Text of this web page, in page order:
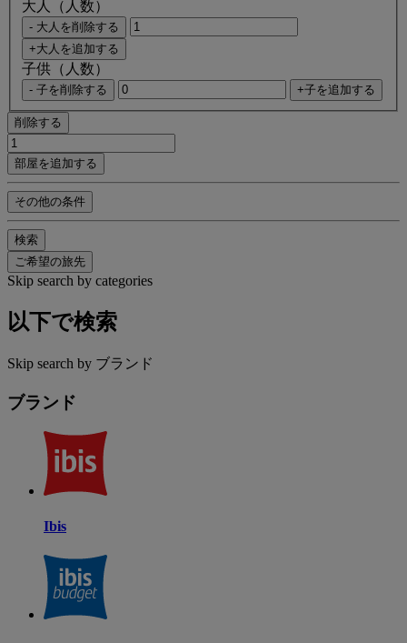
大人（人数）
- 大人を削除する
+大人を追加する
子供（人数）
- 子を削除する +子を追加する
削除する
部屋を追加する
その他の条件
検索
ご希望の旅先
Skip search by categories
以下で検索
Skip search by ブランド
ブランド
Ibis